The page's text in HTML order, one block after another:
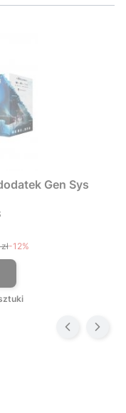
Gen Sys
-12%